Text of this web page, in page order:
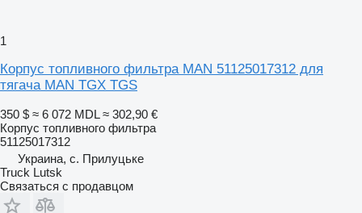
1
Корпус топливного фильтра MAN 51125017312 для
тягача MAN ТGX TGS
350 $ ≈ 6 072 MDL ≈ 302,90 €
Корпус топливного фильтра
51125017312
Украина, с. Прилуцьке
Truck Lutsk
Связаться с продавцом